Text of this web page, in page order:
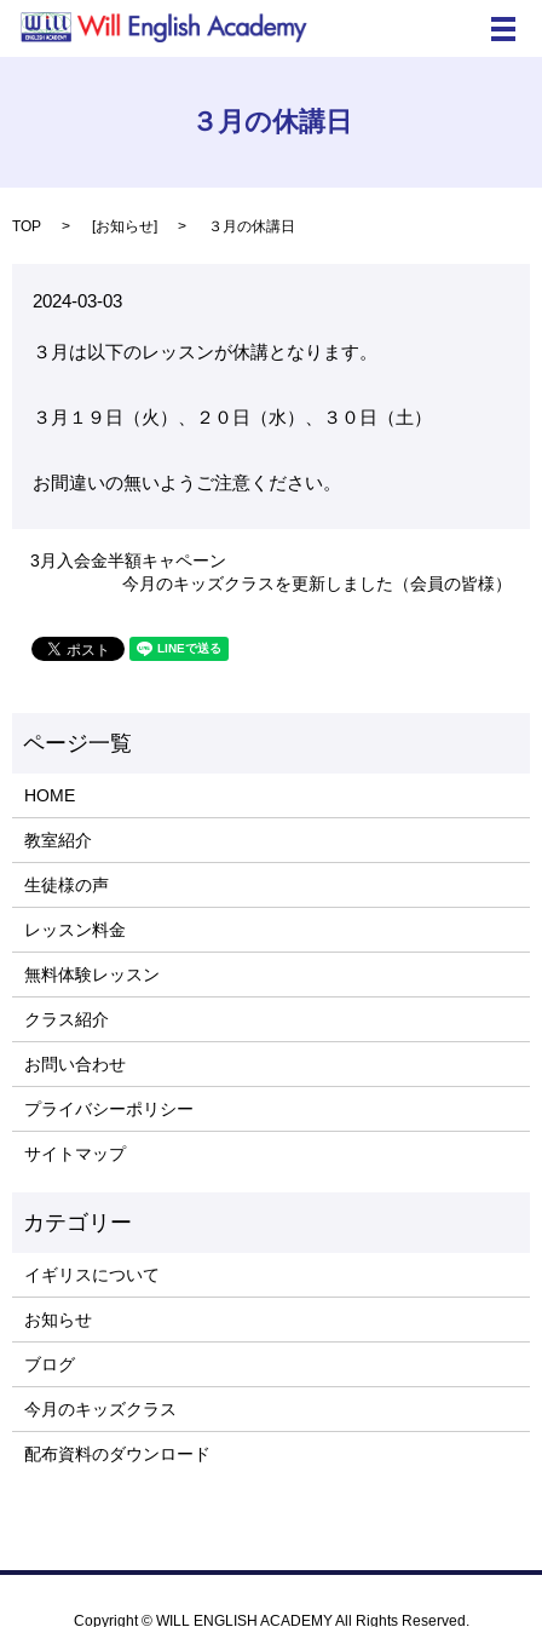
メ
３月の休講日
TOP [お知らせ] ３月の休講日
2024-03-03
３月は以下のレッスンが休講となります。
３月１９日（火）、２０日（水）、３０日（土）
お間違いの無いようご注意ください。
3月入会金半額キャペーン
今月のキッズクラスを更新しました（会員の皆様）
HOME
教室紹介
生徒様の声
レッスン料金
無料体験レッスン
クラス紹介
お問い合わせ
プライバシーポリシー
サイトマップ
イギリスについて
お知らせ
ブログ
今月のキッズクラス
配布資料のダウンロード
Copyright © WILL ENGLISH ACADEMY All Rights Reserved.